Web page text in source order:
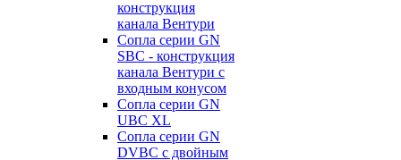
конструкция
канала Вентури
Сопла серии GN
SBC - конструкция
канала Вентури c
входным конусом
Сопла серии GN
UBC XL
Сопла серии GN
DVBC с двойным